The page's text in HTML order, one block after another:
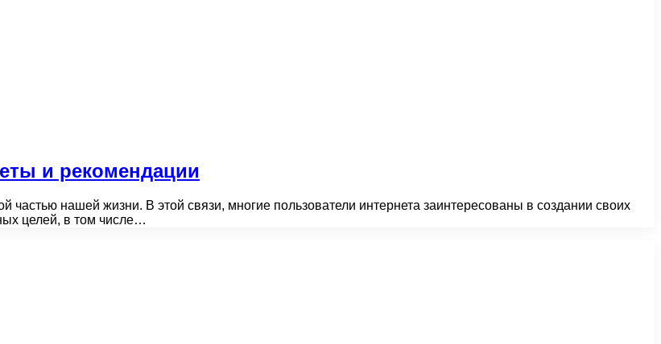
и рекомендации
нашей жизни. В этой связи, многие пользователи интернета заинтересованы в создании своих
целей, в том числе…